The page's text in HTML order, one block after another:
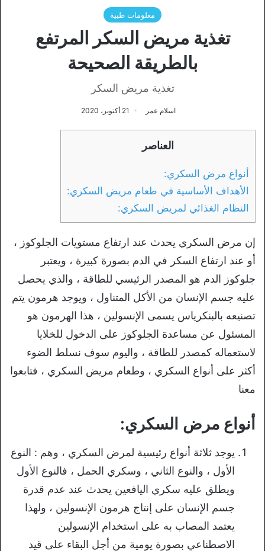
معلومات طبية
تغذية مريض السكر المرتفع
بالطريقة الصحيحة
تغذية مريض السكر
اسلام عمر 21 أكتوبر، 2020
العناصر
أنواع مرض السكري:
الأهداف الأساسية في طعام مريض السكري:
النظام الغذائي لمريض السكري:
إن مرض السكري يحدث عند ارتفاع مستويات الجلوكوز ،
أو عند ارتفاع السكر في الدم بصورة كبيرة ، ويعتبر
جلوكوز الدم هو المصدر الرئيسي للطاقة ، والذي يحصل
عليه جسم الإنسان من الأكل المتناول ، ويوجد هرمون يتم
تصنيعه بالبنكرياس يسمى الإنسولين ، هذا الهرمون هو
المسئول عن مساعدة الجلوكوز على الدخول للخلايا
لاستعماله كمصدر للطاقة ، واليوم سوف نسلط الضوء
أكثر على أنواع السكري ، وطعام مريض السكري ، فتابعوا
معنا
أنواع مرض السكري:
يوجد ثلاثة أنواع رئيسية لمرض السكري ، وهم : النوع
الأول ، والنوع الثاني ، وسكري الحمل ، فالنوع الأول
ويطلق عليه سكري اليافعين يحدث عند عدم قدرة
جسم الإنسان على إنتاج هرمون الإنسولين ، ولهذا
يعتمد المصاب به على استخدام الإنسولين
الاصطناعي بصورة يومية من أجل البقاء على قيد